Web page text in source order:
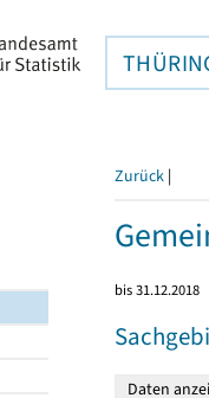
Zurück |
bis 31.12.2018